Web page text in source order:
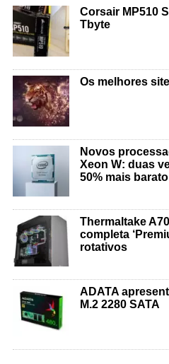
Corsair MP510
Tbyte
Os melhores
Novos
Xeon W: duas
50% mais barato
Thermaltake
completa
rotativos
ADATA
M.2 2280 SATA